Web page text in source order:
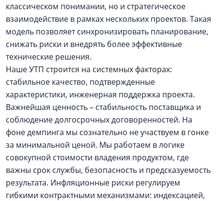
классическом понимании, но и стратегическое
взаимодействие в рамках нескольких проектов. Такая
модель позволяет синхронизировать планирование,
снижать риски и внедрять более эффективные
технические решения.
Наше УТП строится на системных факторах:
стабильное качество, подтвержденные
характеристики, инженерная поддержка проекта.
Важнейшая ценность – стабильность поставщика и
соблюдение долгосрочных договоренностей. На
фоне демпинга мы сознательно не участвуем в гонке
за минимальной ценой. Мы работаем в логике
совокупной стоимости владения продуктом, где
важны срок службы, безопасность и предсказуемость
результата. Инфляционные риски регулируем
гибкими контрактными механизмами: индексацией,